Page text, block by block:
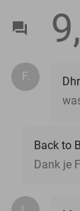
F.
Back to
Dank je